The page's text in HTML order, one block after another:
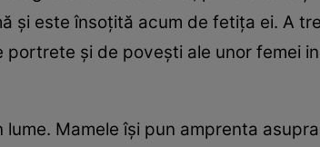
şi este însoţită acum de fetiţa ei. A
şi de poveşti ale unor femei
Mamele îşi pun amprenta